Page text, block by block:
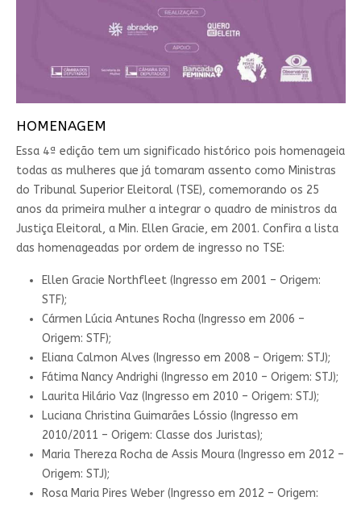
HOMENAGEM
Essa 4ª edição tem um significado histórico pois homenageia
todas as mulheres que já tomaram assento como Ministras
do Tribunal Superior Eleitoral (TSE), comemorando os 25
anos da primeira mulher a integrar o quadro de ministros da
Justiça Eleitoral, a Min. Ellen Gracie, em 2001. Confira a lista
das homenageadas por ordem de ingresso no TSE:
Ellen Gracie Northfleet (Ingresso em 2001 – Origem:
STF);
Cármen Lúcia Antunes Rocha (Ingresso em 2006 –
Origem: STF);
Eliana Calmon Alves (Ingresso em 2008 – Origem: STJ);
Fátima Nancy Andrighi (Ingresso em 2010 – Origem: STJ);
Laurita Hilário Vaz (Ingresso em 2010 – Origem: STJ);
Luciana Christina Guimarães Lóssio (Ingresso em
2010/2011 – Origem: Classe dos Juristas);
Maria Thereza Rocha de Assis Moura (Ingresso em 2012 –
Origem: STJ);
Rosa Maria Pires Weber (Ingresso em 2012 – Origem: